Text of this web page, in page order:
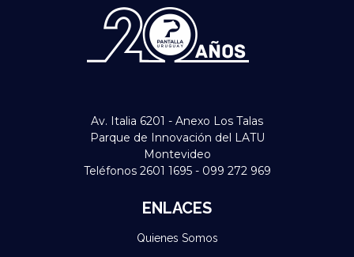
Av. Italia 6201 - Anexo Los Talas
Parque de Innovación del LATU
Montevideo
Teléfonos 2601 1695 - 099 272 969
ENLACES
Quienes Somos